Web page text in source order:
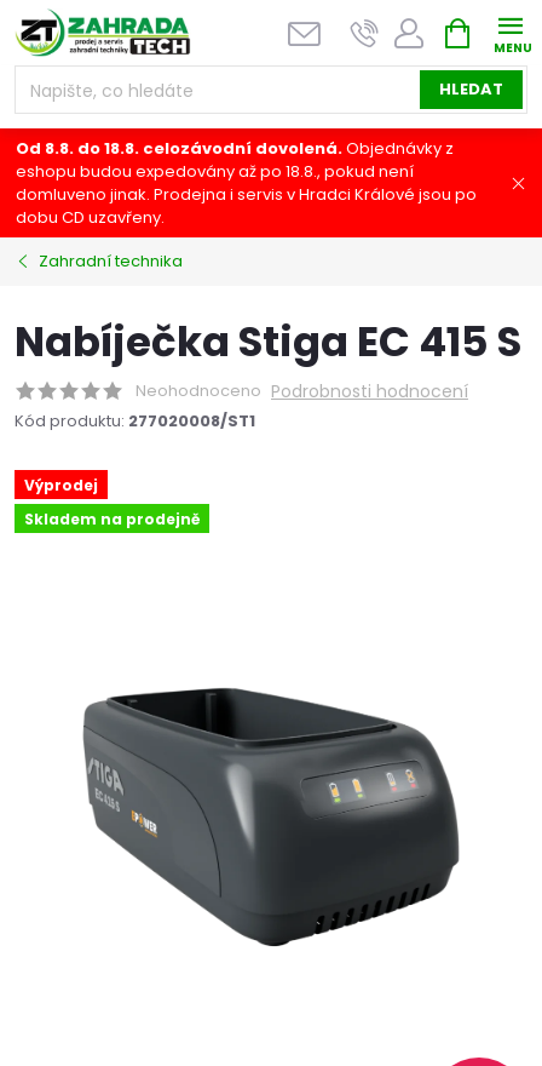
Přejít
na
obsah
HLEDAT
NÁKUPNÍ
KOŠÍK
Od 8.8. do 18.8. celozávodní dovolená.Objednávky z
eshopu budou expedovány až po 18.8., pokud není
domluveno jinak. Prodejna i servis v Hradci Králové jsou po
dobu CD uzavřeny.
Zahradní technika
Nabíječka Stiga EC 415 S
Neohodnoceno Podrobnosti hodnocení
Kód produktu: 277020008/ST1
Výprodej
Skladem na prodejně